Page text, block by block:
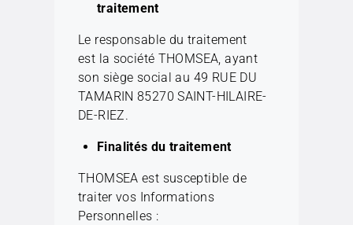
traitement
Le responsable du traitement
est la société THOMSEA, ayant
son siège social au 49 RUE DU
TAMARIN 85270 SAINT-HILAIRE-
DE-RIEZ.
Finalités du traitement
THOMSEA est susceptible de
traiter vos Informations
Personnelles :